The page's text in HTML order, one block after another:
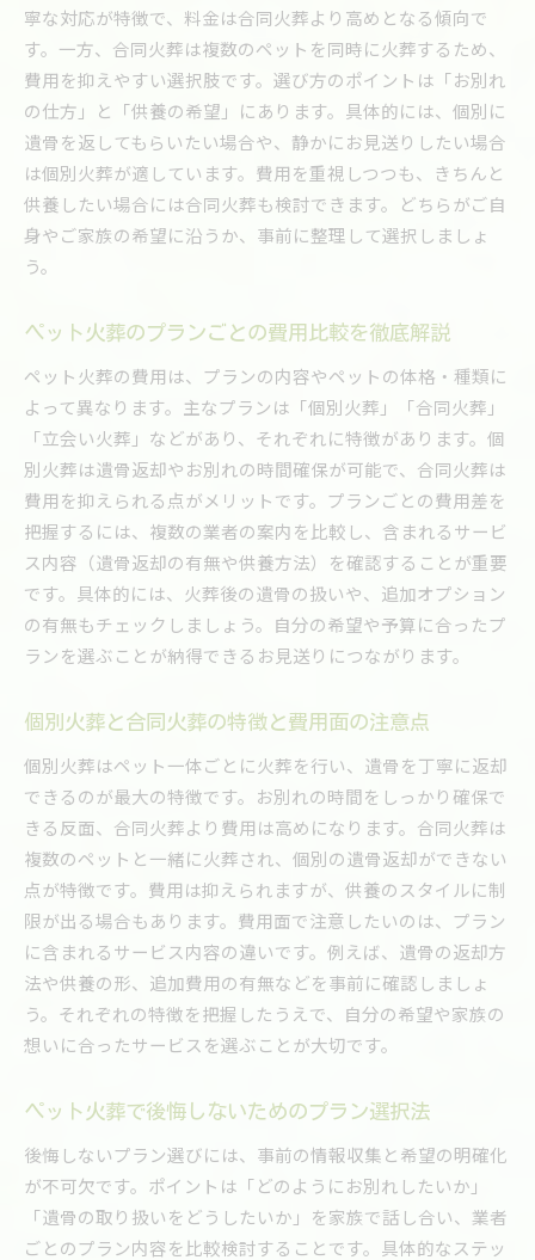
寧な対応が特徴で、料金は合同火葬より高めとなる傾向で
す。一方、合同火葬は複数のペットを同時に火葬するため、
費用を抑えやすい選択肢です。選び方のポイントは「お別れ
の仕方」と「供養の希望」にあります。具体的には、個別に
遺骨を返してもらいたい場合や、静かにお見送りしたい場合
は個別火葬が適しています。費用を重視しつつも、きちんと
供養したい場合には合同火葬も検討できます。どちらがご自
身やご家族の希望に沿うか、事前に整理して選択しましょ
う。
ペット火葬のプランごとの費用比較を徹底解説
ペット火葬の費用は、プランの内容やペットの体格・種類に
よって異なります。主なプランは「個別火葬」「合同火葬」
「立会い火葬」などがあり、それぞれに特徴があります。個
別火葬は遺骨返却やお別れの時間確保が可能で、合同火葬は
費用を抑えられる点がメリットです。プランごとの費用差を
把握するには、複数の業者の案内を比較し、含まれるサービ
ス内容（遺骨返却の有無や供養方法）を確認することが重要
です。具体的には、火葬後の遺骨の扱いや、追加オプション
の有無もチェックしましょう。自分の希望や予算に合ったプ
ランを選ぶことが納得できるお見送りにつながります。
個別火葬と合同火葬の特徴と費用面の注意点
個別火葬はペット一体ごとに火葬を行い、遺骨を丁寧に返却
できるのが最大の特徴です。お別れの時間をしっかり確保で
きる反面、合同火葬より費用は高めになります。合同火葬は
複数のペットと一緒に火葬され、個別の遺骨返却ができない
点が特徴です。費用は抑えられますが、供養のスタイルに制
限が出る場合もあります。費用面で注意したいのは、プラン
に含まれるサービス内容の違いです。例えば、遺骨の返却方
法や供養の形、追加費用の有無などを事前に確認しましょ
う。それぞれの特徴を把握したうえで、自分の希望や家族の
想いに合ったサービスを選ぶことが大切です。
ペット火葬で後悔しないためのプラン選択法
後悔しないプラン選びには、事前の情報収集と希望の明確化
が不可欠です。ポイントは「どのようにお別れしたいか」
「遺骨の取り扱いをどうしたいか」を家族で話し合い、業者
ごとのプラン内容を比較検討することです。具体的なステッ